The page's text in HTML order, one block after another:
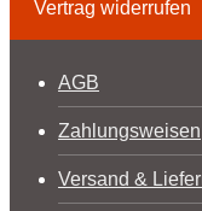
Vertrag widerrufen
AGB
Zahlungsweisen
Versand &